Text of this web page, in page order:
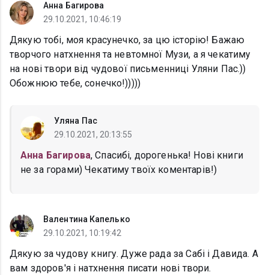
Анна Багирова
29.10.2021, 10:46:19
Дякую тобі, моя красунечко, за цю історію! Бажаю
творчого натхнення та невтомної Музи, а я чекатиму
на нові твори від чудової письменниці Уляни Пас.))
Обожнюю тебе, сонечко!)))))
Уляна Пас
29.10.2021, 20:13:55
Анна Багирова, Спасибі, дорогенька! Нові книги
не за горами) Чекатиму твоїх коментарів!)
Валентина Капелько
29.10.2021, 10:19:42
Дякую за чудову книгу. Дуже рада за Сабі і Давида. А
вам здоров'я і натхнення писати нові твори.